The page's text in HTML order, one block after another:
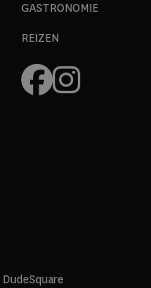
GASTRONOMIE
REIZEN
DudeSquare